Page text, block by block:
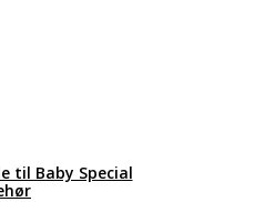
til Baby Special